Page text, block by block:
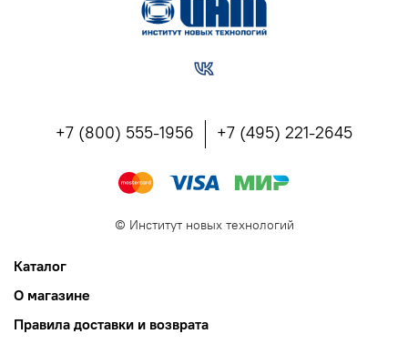
+7 (800) 555-1956 +7 (495) 221-2645
© Институт новых технологий
Каталог
О магазине
Правила доставки и возврата